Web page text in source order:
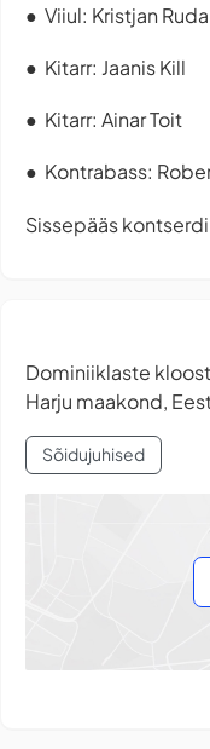
● Viiul: Kristjan
● Kitarr: Jaanis Kill
● Kitarr: Ainar Toit
● Kontrabass:
Sissepääs
Dominiiklaste
Harju maakond,
Sõidujuhised